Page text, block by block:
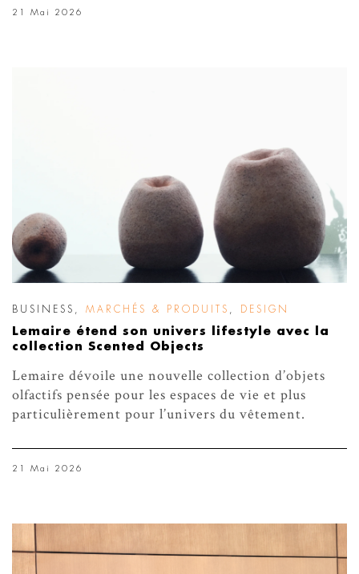
21 Mai 2026
BUSINESS MARCHÉS & PRODUITS DESIGN
Lemaire étend son univers lifestyle avec la
collection Scented Objects
Lemaire dévoile une nouvelle collection d’objets
olfactifs pensée pour les espaces de vie et plus
particulièrement pour l’univers du vêtement.
21 Mai 2026